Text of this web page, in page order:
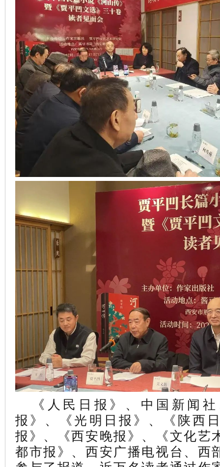
《人民日报》、中国新闻
报》、《光明日报》、《陕西
报》、《西安晚报》、《文化艺
都市报》、西安广播电视台、西